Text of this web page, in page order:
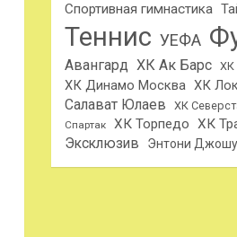
Спортивная гимнастика
Теннис УЕФА
Авангард ХК Ак Барс ХК
ХК Динамо Москва ХК
Салават Юлаев
ХК
Спартак
ХК Торпедо ХК
Эксклюзив Энтони